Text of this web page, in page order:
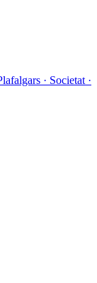
· Societat ·